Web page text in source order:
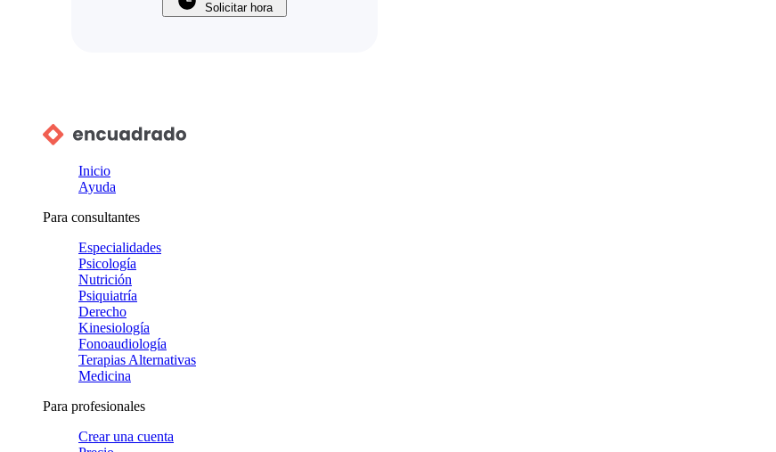
Solicitar hora
Inicio
Ayuda
Para consultantes
Especialidades
Psicología
Nutrición
Psiquiatría
Derecho
Kinesiología
Fonoaudiología
Terapias Alternativas
Medicina
Para profesionales
Crear una cuenta